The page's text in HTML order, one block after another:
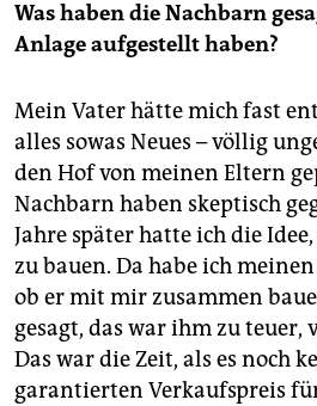
Was haben die Nachbarn
Anlage aufgestellt haben?
Mein Vater hätte mich fast
alles sowas Neues – völlig
den Hof von meinen Eltern
Nachbarn haben skeptisch
Jahre später hatte ich die
zu bauen. Da habe ich
ob er mit mir zusammen
gesagt, das war ihm zu teuer,
Das war die Zeit, als es noch
garantierten Verkaufspreis